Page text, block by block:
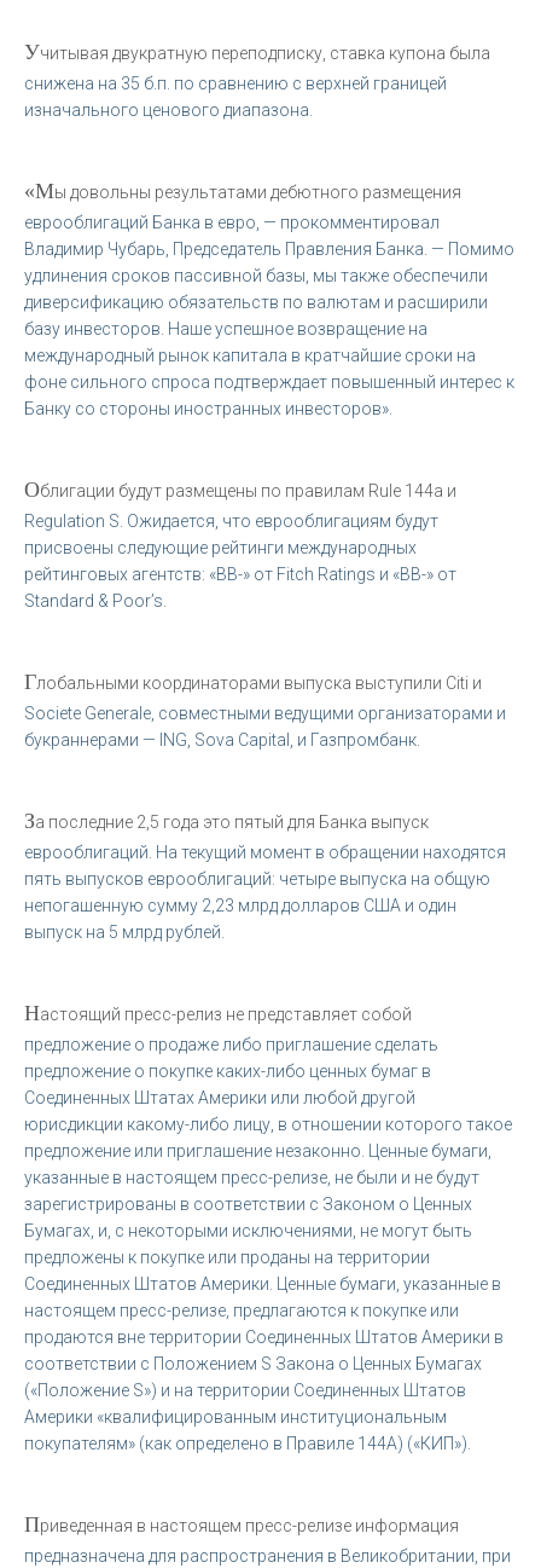
Учитывая двукратную переподписку, ставка купона была
снижена на 35 б.п. по сравнению с верхней границей
изначального ценового диапазона.
«Мы довольны результатами дебютного размещения
еврооблигаций Банка в евро, — прокомментировал
Владимир Чубарь, Председатель Правления Банка. — Помимо
удлинения сроков пассивной базы, мы также обеспечили
диверсификацию обязательств по валютам и расширили
базу инвесторов. Наше успешное возвращение на
международный рынок капитала в кратчайшие сроки на
фоне сильного спроса подтверждает повышенный интерес к
Банку со стороны иностранных инвесторов».
Облигации будут размещены по правилам Rule 144a и
Regulation S. Ожидается, что еврооблигациям будут
присвоены следующие рейтинги международных
рейтинговых агентств: «BB-» от Fitch Ratings и «BB-» от
Standard & Poor’s.
Глобальными координаторами выпуска выступили Citi и
Societe Generale, совместными ведущими организаторами и
букраннерами — ING, Sova Capital, и Газпромбанк.
За последние 2,5 года это пятый для Банка выпуск
еврооблигаций. На текущий момент в обращении находятся
пять выпусков еврооблигаций: четыре выпуска на общую
непогашенную сумму 2,23 млрд долларов США и один
выпуск на 5 млрд рублей.
Настоящий пресс-релиз не представляет собой
предложение о продаже либо приглашение сделать
предложение о покупке каких-либо ценных бумаг в
Соединенных Штатах Америки или любой другой
юрисдикции какому-либо лицу, в отношении которого такое
предложение или приглашение незаконно. Ценные бумаги,
указанные в настоящем пресс-релизе, не были и не будут
зарегистрированы в соответствии с Законом о Ценных
Бумагах, и, с некоторыми исключениями, не могут быть
предложены к покупке или проданы на территории
Соединенных Штатов Америки. Ценные бумаги, указанные в
настоящем пресс-релизе, предлагаются к покупке или
продаются вне территории Соединенных Штатов Америки в
соответствии с Положением S Закона о Ценных Бумагах
(«Положение S») и на территории Соединенных Штатов
Америки «квалифицированным институциональным
покупателям» (как определено в Правиле 144A) («КИП»).
Приведенная в настоящем пресс-релизе информация
предназначена для распространения в Великобритании, при